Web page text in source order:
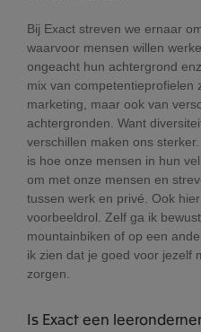
Bij Exact streven we ernaar
waarvoor mensen willen
ongeacht hun achtergrond
mix van competentieprofielen
marketing, maar ook van
achtergronden. Want
verschillen maken ons
is hoe onze mensen in hun
om met onze mensen en
tussen werk en privé. Ook
voorbeeldrol. Zelf ga ik
mountainbiken of op een
ik zien dat je goed voor jezelf
zorgen.
Is Exact een